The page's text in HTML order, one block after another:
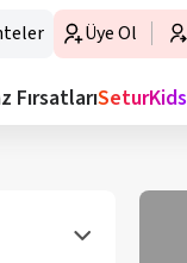
Üye Ol
FırsatlarıSeturKids